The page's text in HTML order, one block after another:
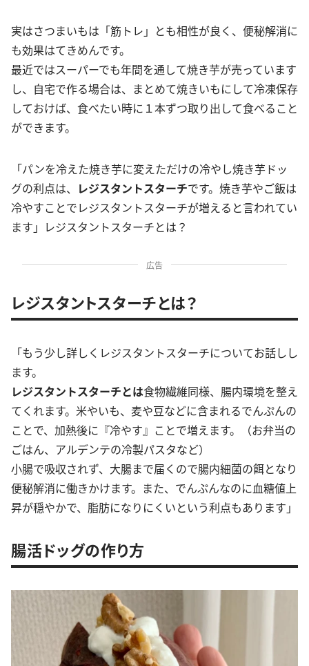
実はさつまいもは「筋トレ」とも相性が良く、便秘解消に
も効果はてきめんです。
最近ではスーパーでも年間を通して焼き芋が売っています
し、自宅で作る場合は、まとめて焼きいもにして冷凍保存
しておけば、食べたい時に１本ずつ取り出して食べること
ができます。
「パンを冷えた焼き芋に変えただけの冷やし焼き芋ドッ
グの利点は、 レジスタントスターチです。焼き芋やご飯は
冷やすことでレジスタントスターチが増えると言われてい
ます」レジスタントスターチとは？
広告
レジスタントスターチとは？
「もう少し詳しくレジスタントスターチについてお話しし
ます。
レジスタントスターチとは食物繊維同様、腸内環境を整え
てくれます。米やいも、麦や豆などに含まれるでんぷんの
ことで、加熱後に『冷やす』ことで増えます。（お弁当の
ごはん、アルデンテの冷製パスタなど）
小腸で吸収されず、大腸まで届くので腸内細菌の餌となり
便秘解消に働きかけます。また、でんぷんなのに血糖値上
昇が穏やかで、脂肪になりにくいという利点もあります」
腸活ドッグの作り方